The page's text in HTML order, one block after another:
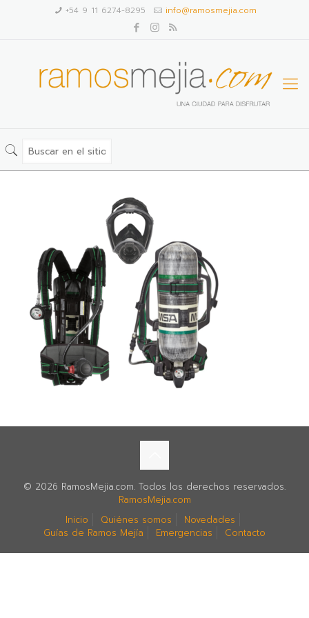
+54 9 11 6274-8295 info@ramosmejia.com
© 2026 RamosMejia.com. Todos los derechos reservados.
RamosMejia.com
Inicio
Quiénes somos
Novedades
Guías de Ramos Mejía
Emergencias Contacto